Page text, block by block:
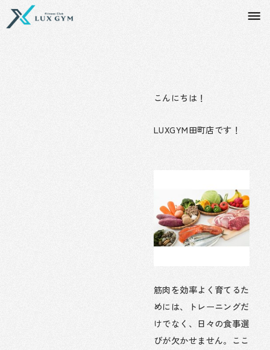
こんにちは！
LUXGYM田町店です！
筋肉を効率よく育てるた
めには、トレーニングだ
けでなく、日々の食事選
びが欠かせません。ここ